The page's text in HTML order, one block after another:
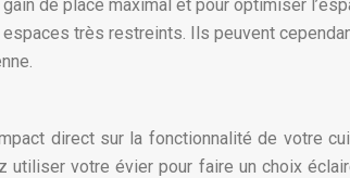
gain de place maximal et pour optimiser
très restreints. Ils peuvent
direct sur la fonctionnalité de votre
votre évier pour faire un choix